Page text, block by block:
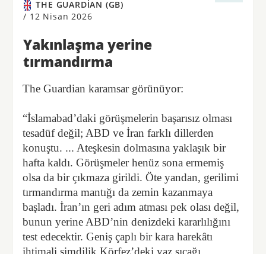
THE GUARDIAN (GB)
/ 12 Nisan 2026
Yakınlaşma yerine
tırmandırma
The Guardian karamsar görünüyor:
“İslamabad’daki görüşmelerin başarısız olması
tesadüf değil; ABD ve İran farklı dillerden
konuştu. ... Ateşkesin dolmasına yaklaşık bir
hafta kaldı. Görüşmeler henüz sona ermemiş
olsa da bir çıkmaza girildi. Öte yandan, gerilimi
tırmandırma mantığı da zemin kazanmaya
başladı. İran’ın geri adım atması pek olası değil,
bunun yerine ABD’nin denizdeki kararlılığını
test edecektir. Geniş çaplı bir kara harekâtı
ihtimali şimdilik Körfez’deki yaz sıcağı